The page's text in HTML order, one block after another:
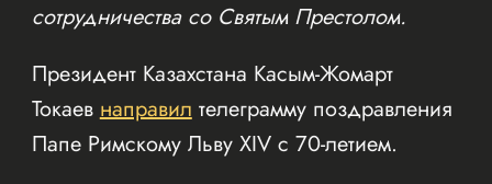
сотрудничества со Святым Престолом.
Президент Казахстана Касым-Жомарт
Токаевнаправилтелеграмму поздравления
Папе Римскому Льву XIV с 70-летием.